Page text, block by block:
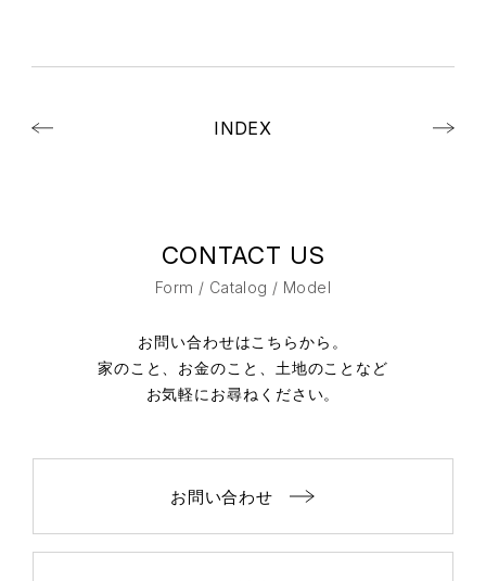
INDEX
CONTACT US
Form / Catalog / Model
お問い合わせはこちらから。
家のこと、お金のこと、土地のことなど
お気軽にお尋ねください。
お問い合わせ